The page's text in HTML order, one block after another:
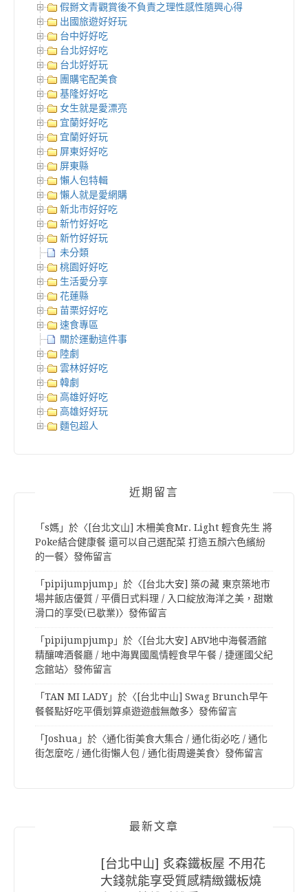
假掰文青觀賞後不負責之理性感性隨興心得
出國旅遊好好玩
台中好好吃
台北好好吃
台北好好玩
團購宅配美食
基隆好好吃
女生就是愛漂亮
宜蘭好好吃
宜蘭好好玩
屏東好好吃
屏東縣
懶人包特輯
懶人就是愛網購
新北市好好吃
新竹好好吃
新竹好好玩
未分類
桃園好好吃
生活愛分享
花蓮縣
苗栗好好吃
速食專區
關於運動這件事
陸劇
雲林好好吃
韓劇
高雄好好吃
高雄好好玩
麵包超人
近期留言
「s媽 」於〈 [台北文山] 木柵美食Mr. Light 輕食先生 將
Poke結合健康餐 還可以自己選配菜 打造五顏六色繽紛
的一餐〉發佈留言
「pipijumpjump 」於〈 [台北大安] 築の藏 東京築地市
場丼飯店優質 / 平價日式料理 / 入口綻放海洋之美，甜嫩
滑口的享受(已歇業)〉發佈留言
「pipijumpjump 」於〈 [台北大安] ABV地中海餐酒館
精釀啤酒餐廳 / 地中海異國風情輕食早午餐 / 捷運國父紀
念館站〉發佈留言
「TAN MI LADY」於〈 [台北中山] Swag Brunch早午
餐餐點好吃平價划算桌遊遊戲無敵多〉發佈留言
「Joshua 」於〈通化街美食大集合 / 通化街必吃 / 通化
街怎麼吃 / 通化街懶人包 / 通化街周邊美食〉發佈留言
最新文章
[台北中山] 炙森鐵板屋 不用花
大錢就能享受質感精緻鐵板燒